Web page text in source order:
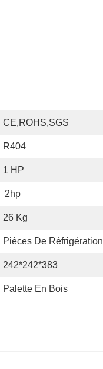
CE,ROHS,SGS
R404
1 HP
2hp
26 Kg
Pièces De Réfrigération
242*242*383
Palette En Bois